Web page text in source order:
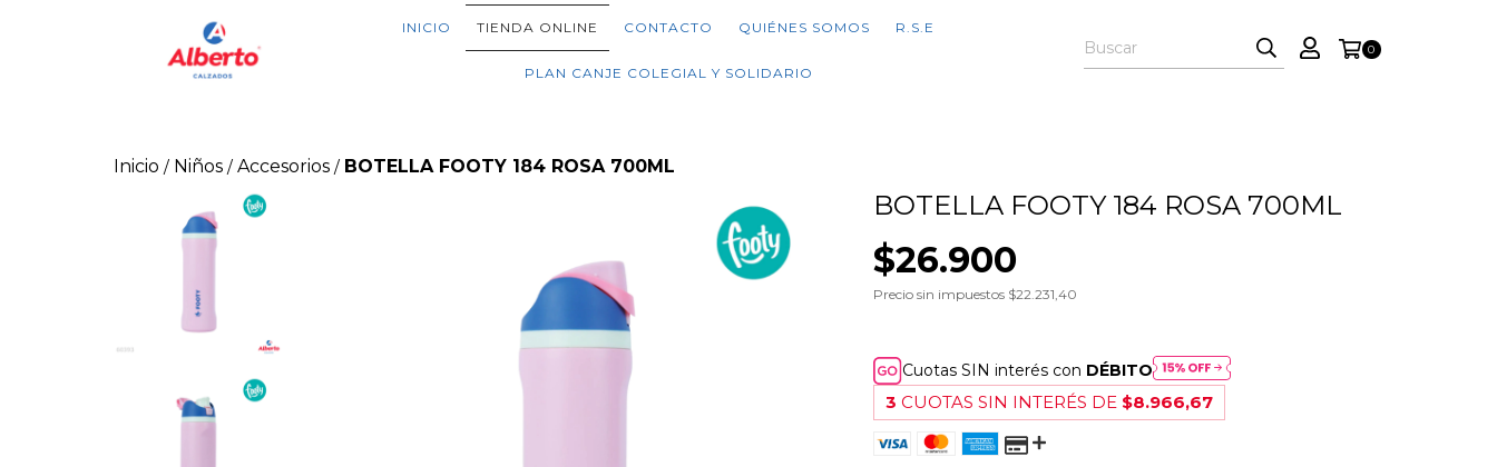
INICIO TIENDA ONLINE CONTACTO QUIÉNES SOMOS R.S.E
PLAN CANJE COLEGIAL Y SOLIDARIO
0
Inicio / Niños / Accesorios / BOTELLA FOOTY 184 ROSA 700ML
BOTELLA FOOTY 184 ROSA 700ML
$26.900
Precio sin impuestos $22.231,40
Cuotas SIN interés con DÉBITO
3 CUOTAS SIN INTERÉS DE $8.966,67